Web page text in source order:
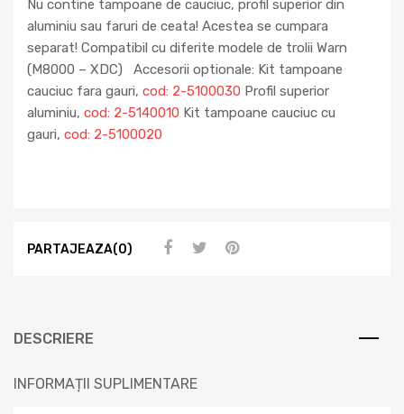
Nu contine tampoane de cauciuc, profil superior din
aluminiu sau faruri de ceata! Acestea se cumpara
separat! Compatibil cu diferite modele de trolii Warn
(M8000 – XDC) Accesorii optionale: Kit tampoane
cauciuc fara gauri, cod: 2-5100030 Profil superior
aluminiu, cod: 2-5140010 Kit tampoane cauciuc cu
gauri, cod: 2-5100020
PARTAJEAZA(0)
DESCRIERE
INFORMAȚII SUPLIMENTARE